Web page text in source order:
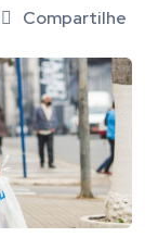
Compartilhe